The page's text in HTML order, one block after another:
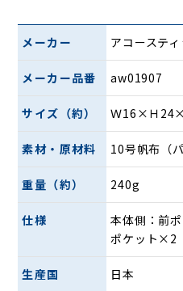
安心の天ファスナー式で内部
コンパクトなサイズ感でちょ
ブバッグなどに重宝します。
メーカー アコーステ
メーカー品番 aw01907
サイズ（約） Ｗ16×Ｈ
素材・原材料 10号帆布（
重量（約） 240g
仕様
本体側：前
ポケット×2
生産国 日本